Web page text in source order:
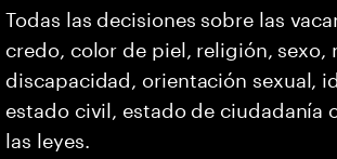
Todas las decisiones sobre las
credo, color de piel, religión,
discapacidad, orientación sexual,
estado civil, estado de
las leyes.